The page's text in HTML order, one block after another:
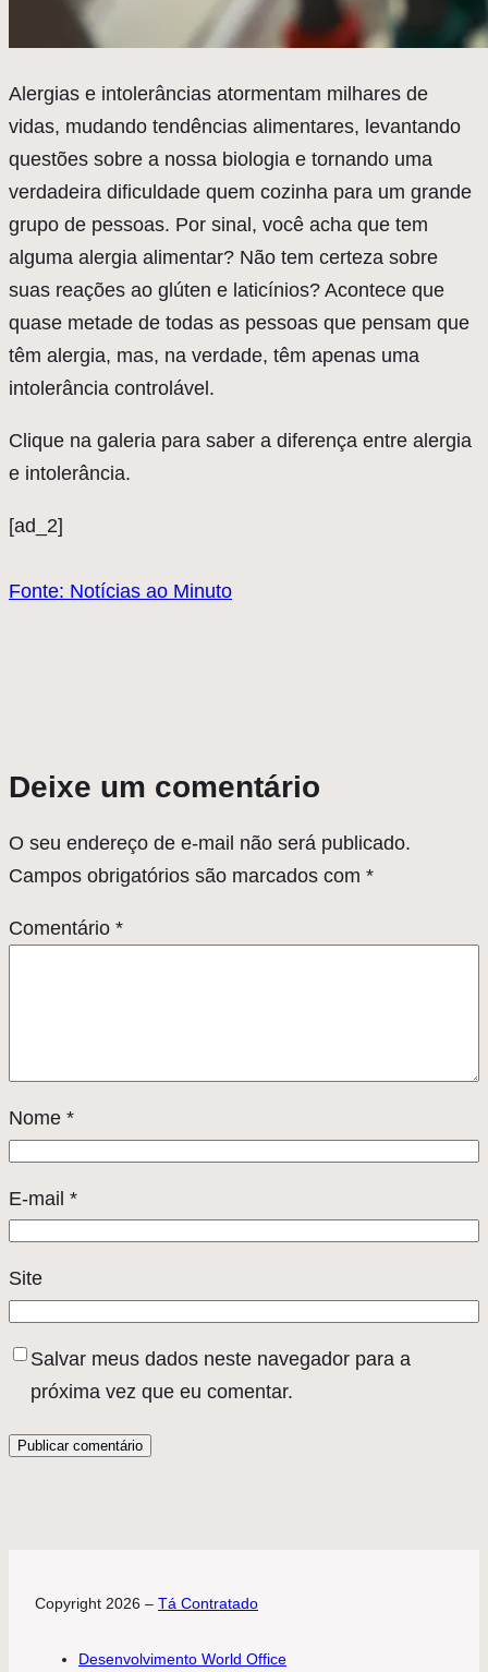
A lergias e intolerâncias atormentam milhares de
vidas, mudando tendências alimentares, levantando
questões sobre a nossa biologia e tornando uma
verdadeira dificuldade quem cozinha para um grande
grupo de pessoas. Por sinal, você acha que tem
alguma alergia alimentar? Não tem certeza sobre
suas reações ao glúten e laticínios? Acontece que
quase metade de todas as pessoas que pensam que
têm alergia, mas, na verdade, têm apenas uma
intolerância controlável.
Clique na galeria para saber a diferença entre alergia
e intolerância.
[ad_2]
Fonte: Notícias ao Minuto
Deixe um comentário
O seu endereço de e-mail não será publicado.
Campos obrigatórios são marcados com *
Comentário *
Nome *
E-mail *
Site
Salvar meus dados neste navegador para a
próxima vez que eu comentar.
Copyright 2026 – Tá Contratado
Desenvolvimento World Office